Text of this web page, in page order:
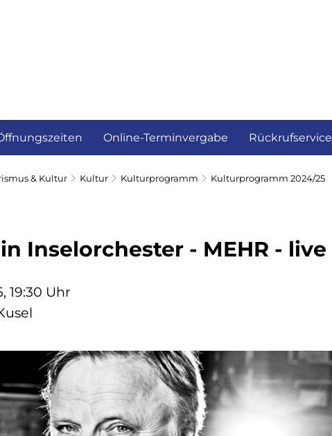
Online-Terminvergabe Rückrufservice
& Kultur Kultur Kulturprogramm
Kulturprogramm 2024/25
Inselorchester - MEHR - live
19:30 Uhr